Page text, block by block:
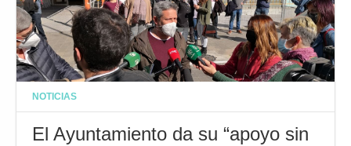
NOTICIAS
El Ayuntamiento da su “apoyo sin